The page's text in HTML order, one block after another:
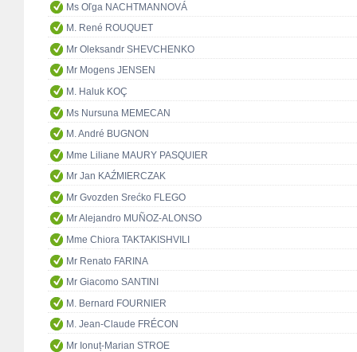
Ms Oľga NACHTMANNOVÁ
M. René ROUQUET
Mr Oleksandr SHEVCHENKO
Mr Mogens JENSEN
M. Haluk KOÇ
Ms Nursuna MEMECAN
M. André BUGNON
Mme Liliane MAURY PASQUIER
Mr Jan KAŹMIERCZAK
Mr Gvozden Srećko FLEGO
Mr Alejandro MUÑOZ-ALONSO
Mme Chiora TAKTAKISHVILI
Mr Renato FARINA
Mr Giacomo SANTINI
M. Bernard FOURNIER
M. Jean-Claude FRÉCON
Mr Ionuț-Marian STROE